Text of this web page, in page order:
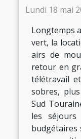
Lundi 18 mai
Longtemps
vert, la
airs de
retour en
télétravail
sobres,
Sud
les séjours
budgétaires